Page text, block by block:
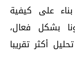
على كيفية
بشكل فعال،
أكثر تقريبا